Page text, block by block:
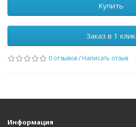
Купить
Заказ в 1 клик
0 отзывов/ Написать отзыв
Информация